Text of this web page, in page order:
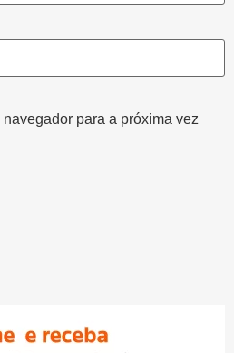
para a próxima vez